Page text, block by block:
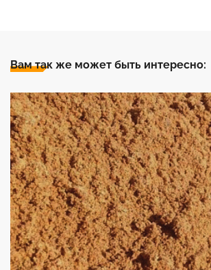
Вам так же может быть интересно: